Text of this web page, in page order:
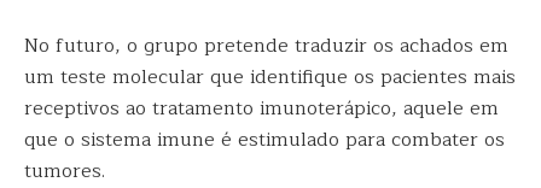
No futuro, o grupo pretende traduzir os achados em
um teste molecular que identifique os pacientes mais
receptivos ao tratamento imunoterápico, aquele em
que o sistema imune é estimulado para combater os
tumores.